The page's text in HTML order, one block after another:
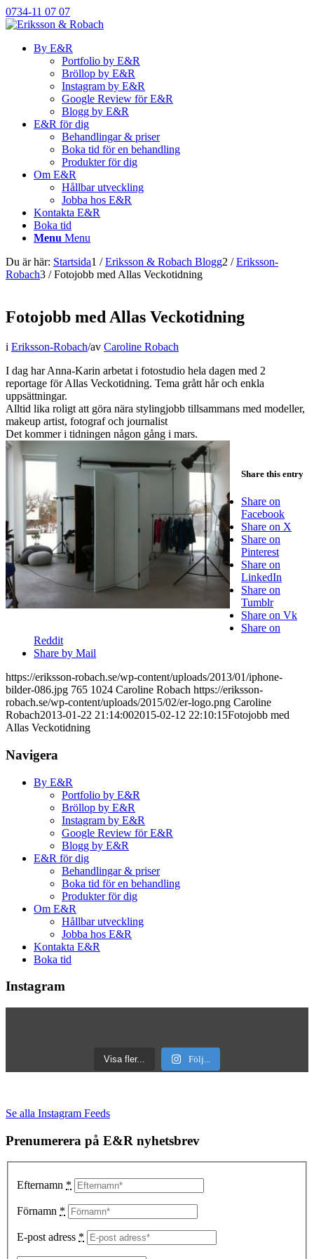
0734-11 07 07
By E&R
Portfolio by E&R
Bröllop by E&R
Instagram by E&R
Google Review för E&R
Blogg by E&R
E&R för dig
Behandlingar & priser
Boka tid för en behandling
Produkter för dig
Om E&R
Hållbar utveckling
Jobba hos E&R
Kontakta E&R
Boka tid
Menu Menu
Du är här: Startsida1 / Eriksson & Robach Blogg2 / Eriksson-
Robach3 / Fotojobb med Allas Veckotidning
Fotojobb med Allas Veckotidning
i Eriksson-Robach/av Caroline Robach
I dag har Anna-Karin arbetat i fotostudio hela dagen med 2
reportage för Allas Veckotidning. Tema grått hår och enkla
uppsättningar.
Alltid lika roligt att göra nära stylingjobb tillsammans med modeller,
makeup artist, fotograf och journalist
Det kommer i tidningen någon gång i mars.
Share this entry
Share on
Facebook
Share on X
Share on
Pinterest
Share on
LinkedIn
Share on
Tumblr
Share on Vk
Share on
Reddit
Share by Mail
https://eriksson-robach.se/wp-content/uploads/2013/01/iphone-
bilder-086.jpg 765 1024 Caroline Robach https://eriksson-
robach.se/wp-content/uploads/2015/02/er-logo.png Caroline
Robach2013-01-22 21:14:002015-02-12 22:10:15Fotojobb med
Allas Veckotidning
Navigera
By E&R
Portfolio by E&R
Bröllop by E&R
Instagram by E&R
Google Review för E&R
Blogg by E&R
E&R för dig
Behandlingar & priser
Boka tid för en behandling
Produkter för dig
Om E&R
Hållbar utveckling
Jobba hos E&R
Kontakta E&R
Boka tid
Instagram
Visa fler... Följ...
Se alla Instagram Feeds
Prenumerera på E&R nyhetsbrev
Efternamn *
Förnamn *
E-post adress *